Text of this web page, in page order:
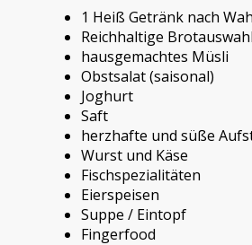
1 Heiß Getränk nach
Reichhaltige
hausgemachtes Müsli
Obstsalat (saisonal)
Joghurt
Saft
herzhafte und süße
Wurst und Käse
Fischspezialitäten
Eierspeisen
Suppe / Eintopf
Fingerfood